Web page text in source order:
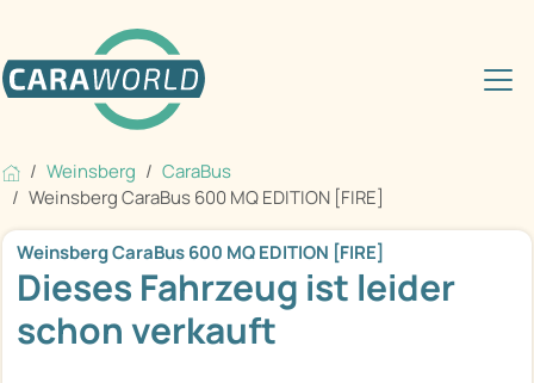
Weinsberg
CaraBus
Weinsberg CaraBus 600 MQ EDITION [FIRE]
Weinsberg CaraBus 600 MQ EDITION [FIRE]
Dieses Fahrzeug ist leider
schon verkauft